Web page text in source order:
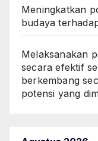
Meningkatkan
budaya
Melaksanakan
secara efektif
berkembang
potensi yang